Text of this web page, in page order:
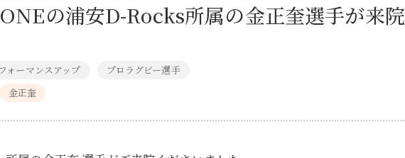
の浦安D-Rocks所属の金正奎選手が来院
ォーマンスアップ
プロラグビー選手
金正奎